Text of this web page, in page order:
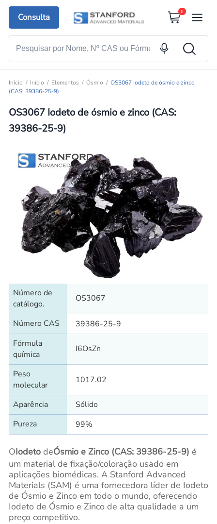
Consulta
0
Início Início Elementos Ósmio
OS3067 Iodeto de ósmio e zinco
(CAS: 39386-25-9)
OS3067 Iodeto de ósmio e zinco (CAS:
39386-25-9)
Número de
catálogo.
OS3067
Número CAS
39386-25-9
Fórmula
química
I6OsZn
Peso
molecular
1017.02
Aparência
Sólido
Pureza
99%
OIodetodeÓsmio e Zinco (CAS: 39386-25-9) é
um material de fixação/coloração usado em
aplicações biomédicas. A Stanford Advanced
Materials (SAM) é uma fornecedora líder de Iodeto
de Ósmio e Zinco em todo o mundo, oferecendo
Iodeto de Ósmio e Zinco de alta qualidade a um
preço competitivo.